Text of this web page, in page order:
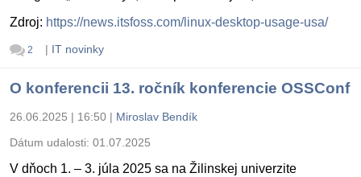
Zdroj: https://news.itsfoss.com/linux-desktop-usage-usa/
2 | IT novinky
O konferencii 13. ročník konferencie OSSConf
26.06.2025 | 16:50 | Miroslav Bendík
Dátum udalosti: 01.07.2025
V dňoch 1. – 3. júla 2025 sa na Žilinskej univerzite